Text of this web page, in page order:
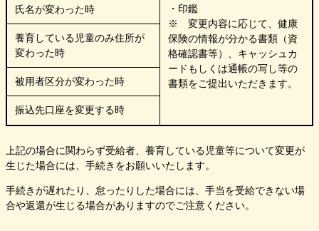
・印鑑
※ 変更内容に応じて、健康
保険の情報が分かる書類（資
格確認書等）、キャッシュカ
ードもしくは通帳の写し等の
書類をご提出いただきます。
氏名が変わった時
養育している児童のみ住所が
変わった時
被用者区分が変わった時
振込先口座を変更する時
上記の場合に関わらず受給者、養育している児童等について変更が
生じた場合には、手続きをお願いいたします。
手続きが遅れたり、怠ったりした場合には、手当を受給できない場
合や返還が生じる場合がありますのでご注意ください。